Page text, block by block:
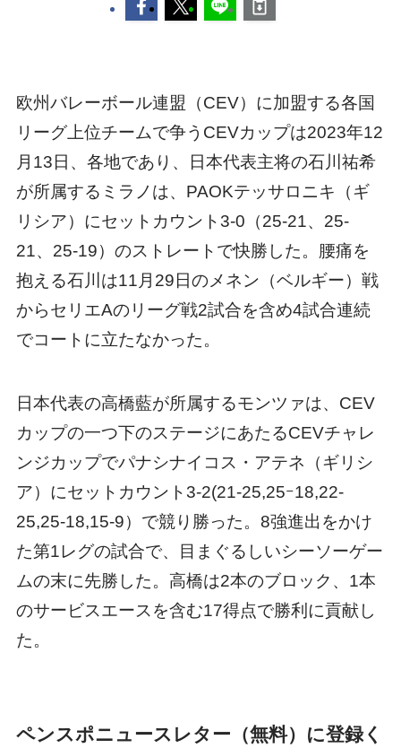
欧州バレーボール連盟（CEV）に加盟する各国
リーグ上位チームで争うCEVカップは2023年12
月13日、各地であり、日本代表主将の石川祐希
が所属するミラノは、PAOKテッサロニキ（ギ
リシア）にセットカウント3-0（25-21、25-
21、25-19）のストレートで快勝した。腰痛を
抱える石川は11月29日のメネン（ベルギー）戦
からセリエAのリーグ戦2試合を含め4試合連続
でコートに立たなかった。
日本代表の高橋藍が所属するモンツァは、CEV
カップの一つ下のステージにあたるCEVチャレ
ンジカップでパナシナイコス・アテネ（ギリシ
ア）にセットカウント3-2(21-25,25ｰ18,22-
25,25-18,15-9）で競り勝った。8強進出をかけ
た第1レグの試合で、目まぐるしいシーソーゲー
ムの末に先勝した。高橋は2本のブロック、1本
のサービスエースを含む17得点で勝利に貢献し
た。
ペンスポニュースレター（無料）に登録く